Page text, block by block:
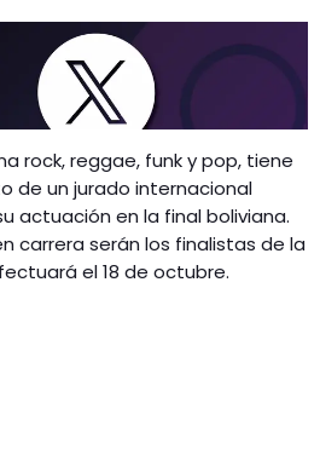
rock, reggae, funk y pop, tiene
de un jurado internacional
actuación en la final boliviana.
carrera serán los finalistas de la
el 18 de octubre.